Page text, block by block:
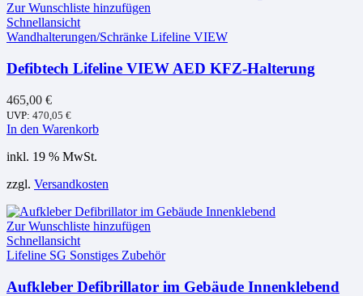
Zur Wunschliste hinzufügen
Schnellansicht
Wandhalterungen/Schränke Lifeline VIEW
Defibtech Lifeline VIEW AED KFZ-Halterung
465,00 €
UVP: 470,05 €
In den Warenkorb
inkl. 19 % MwSt.
zzgl. Versandkosten
Zur Wunschliste hinzufügen
Schnellansicht
Lifeline SG Sonstiges Zubehör
Aufkleber Defibrillator im Gebäude Innenklebend